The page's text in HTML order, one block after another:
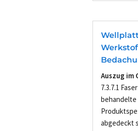
Auszug im
7.3.7.1
behandelte
abgedeckt